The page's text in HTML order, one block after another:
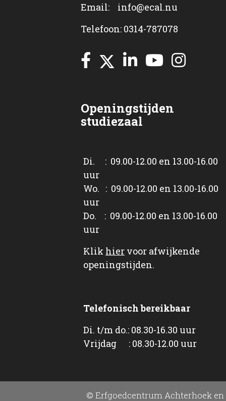
Email: info@ecal.nu
Telefoon: 0314-787078
Openingstijden
studiezaal
Di. : 09.00-12.00 en 13.00-16.00
uur
Wo. : 09.00-12.00 en 13.00-16.00
uur
Do. : 09.00-12.00 en 13.00-16.00
uur
Klik hier voor afwijkende
openingstijden.
Telefonisch bereikbaar
Di. t/m do.: 08.30-16.30 uur
Vrijdag : 08.30-12.00 uur
© Erfgoedcentrum Achterhoek en